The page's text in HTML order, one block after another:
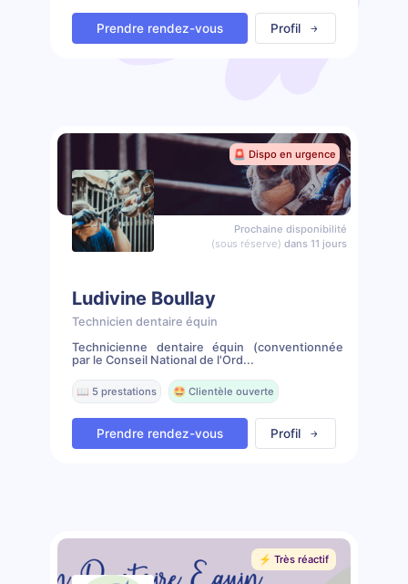
Prendre rendez-vous Profil
🚨 Dispo en urgence
Prochaine disponibilité
(sous réserve) dans 11 jours
Ludivine Boullay
Technicien dentaire équin
Technicienne dentaire équin (conventionnée
par le Conseil National de l'Ord...
📖 5 prestations 🤩 Clientèle ouverte
Prendre rendez-vous Profil
⚡️ Très réactif